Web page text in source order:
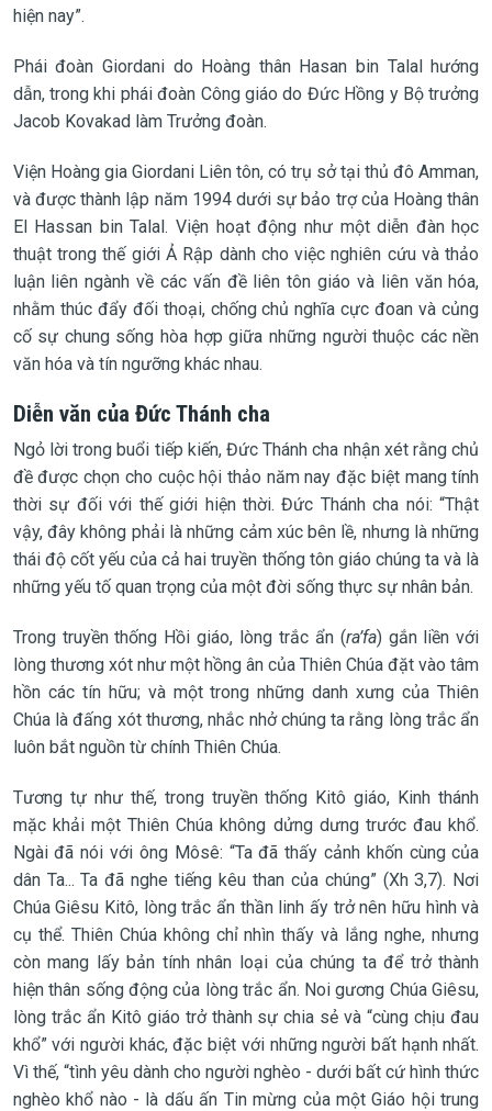
hiện nay”.
Phái đoàn Giordani do Hoàng thân Hasan bin Talal hướng
dẫn, trong khi phái đoàn Công giáo do Đức Hồng y Bộ trưởng
Jacob Kovakad làm Trưởng đoàn.
Viện Hoàng gia Giordani Liên tôn, có trụ sở tại thủ đô Amman,
và được thành lập năm 1994 dưới sự bảo trợ của Hoàng thân
El Hassan bin Talal. Viện hoạt động như một diễn đàn học
thuật trong thế giới Ả Rập dành cho việc nghiên cứu và thảo
luận liên ngành về các vấn đề liên tôn giáo và liên văn hóa,
nhằm thúc đẩy đối thoại, chống chủ nghĩa cực đoan và củng
cố sự chung sống hòa hợp giữa những người thuộc các nền
văn hóa và tín ngưỡng khác nhau.
Diễn văn của Đức Thánh cha
Ngỏ lời trong buổi tiếp kiến, Đức Thánh cha nhận xét rằng chủ
đề được chọn cho cuộc hội thảo năm nay đặc biệt mang tính
thời sự đối với thế giới hiện thời. Đức Thánh cha nói: “Thật
vậy, đây không phải là những cảm xúc bên lề, nhưng là những
thái độ cốt yếu của cả hai truyền thống tôn giáo chúng ta và là
những yếu tố quan trọng của một đời sống thực sự nhân bản.
Trong truyền thống Hồi giáo, lòng trắc ẩn (ra’fa) gắn liền với
lòng thương xót như một hồng ân của Thiên Chúa đặt vào tâm
hồn các tín hữu; và một trong những danh xưng của Thiên
Chúa là đấng xót thương, nhắc nhở chúng ta rằng lòng trắc ẩn
luôn bắt nguồn từ chính Thiên Chúa.
Tương tự như thế, trong truyền thống Kitô giáo, Kinh thánh
mặc khải một Thiên Chúa không dửng dưng trước đau khổ.
Ngài đã nói với ông Môsê: “Ta đã thấy cảnh khốn cùng của
dân Ta... Ta đã nghe tiếng kêu than của chúng” (Xh 3,7). Nơi
Chúa Giêsu Kitô, lòng trắc ẩn thần linh ấy trở nên hữu hình và
cụ thể. Thiên Chúa không chỉ nhìn thấy và lắng nghe, nhưng
còn mang lấy bản tính nhân loại của chúng ta để trở thành
hiện thân sống động của lòng trắc ẩn. Noi gương Chúa Giêsu,
lòng trắc ẩn Kitô giáo trở thành sự chia sẻ và “cùng chịu đau
khổ” với người khác, đặc biệt với những người bất hạnh nhất.
Vì thế, “tình yêu dành cho người nghèo - dưới bất cứ hình thức
nghèo khổ nào - là dấu ấn Tin mừng của một Giáo hội trung